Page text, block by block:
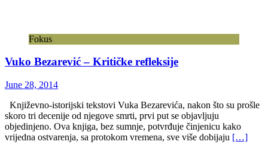
Fokus
Vuko Bezarević – Kritičke refleksije
June 28, 2014
Književno-istorijski tekstovi Vuka Bezarevića, nakon što su prošle
skoro tri decenije od njegove smrti, prvi put se objavljuju
objedinjeno. Ova knjiga, bez sumnje, potvrđuje činjenicu kako
vrijedna ostvarenja, sa protokom vremena, sve više dobijaju […]